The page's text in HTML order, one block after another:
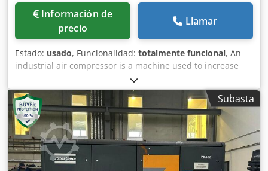
Información de
precio
Llamar
Estado: usado, Funcionalidad: totalmente funcional, An
industrial air compressor is a machine used to increase
the pressure and flow of compressed air to power various
industrial tools, equipment and processes. Dcodpfx
Aownxziomuok
Subasta